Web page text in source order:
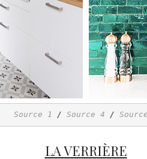
Source 1 / Source 4 /
LA VERRIÈRE